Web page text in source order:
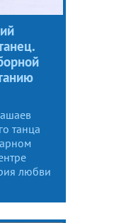
танца
любви